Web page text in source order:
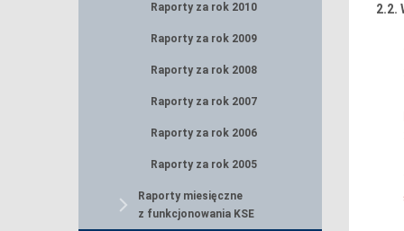
Raporty za rok 2010
Raporty za rok 2009
Raporty za rok 2008
Raporty za rok 2007
Raporty za rok 2006
Raporty za rok 2005
Raporty miesięczne
z funkcjonowania KSE
2.2.